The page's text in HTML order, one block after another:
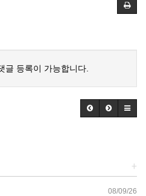
글 등록이 가능합니다.
+
08/09/26